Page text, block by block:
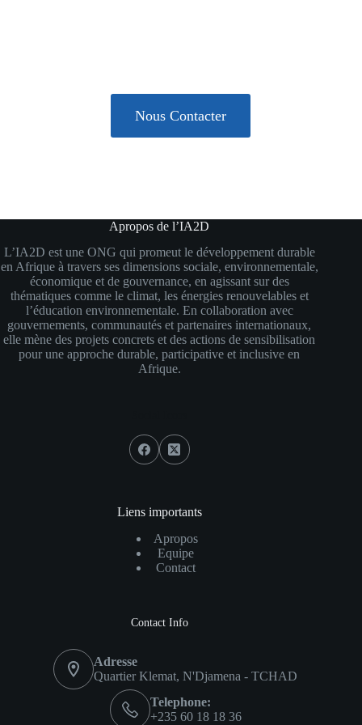
Nous Contacter
Apropos de l’IA2D
L’IA2D est une ONG qui promeut le développement durable
en Afrique à travers ses dimensions sociale, environnementale,
économique et de gouvernance, en agissant sur des
thématiques comme le climat, les énergies renouvelables et
l’éducation environnementale. En collaboration avec
gouvernements, communautés et partenaires internationaux,
elle mène des projets concrets et des actions de sensibilisation
pour une approche durable, participative et inclusive en
Afrique.
Liens importants
Apropos
Equipe
Contact
Contact Info
Adresse
Quartier Klemat, N'Djamena - TCHAD
Telephone:
+235 60 18 18 36